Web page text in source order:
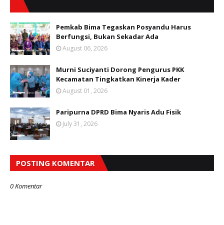
Pemkab Bima Tegaskan Posyandu Harus
Berfungsi, Bukan Sekadar Ada
August 06, 2026
Murni Suciyanti Dorong Pengurus PKK
Kecamatan Tingkatkan Kinerja Kader
August 01, 2026
Paripurna DPRD Bima Nyaris Adu Fisik
July 31, 2026
POSTING KOMENTAR
0 Komentar